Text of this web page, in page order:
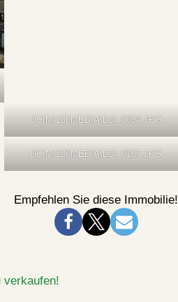
DCIM\100MEDIA\DJI_0084.JPG
DCIM\100MEDIA\DJI_0107.JPG
Empfehlen Sie diese Immobilie!
verkaufen!